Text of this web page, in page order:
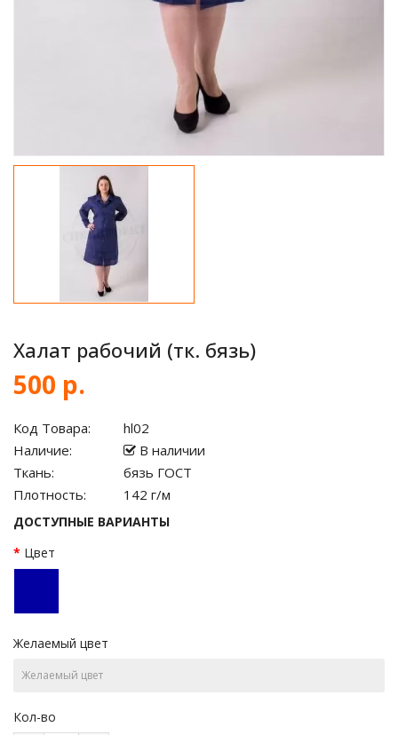
Халат рабочий (тк. бязь)
500 р.
Код Товара:
hl02
Наличие:
В наличии
Ткань:
бязь ГОСТ
Плотность:
142 г/м
ДОСТУПНЫЕ ВАРИАНТЫ
Цвет
Желаемый цвет
Кол-во